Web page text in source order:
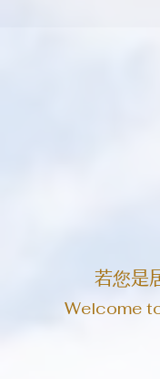
若您是
Welcome